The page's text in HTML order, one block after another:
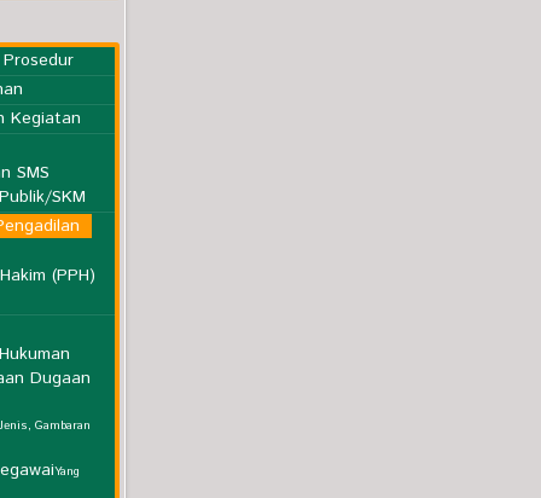
Kegiatan
SMS
SKM
(PPH)
Dugaan
Gambaran
Yang